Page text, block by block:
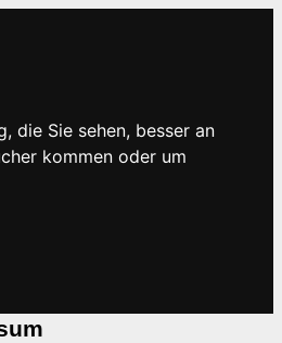
die Sie sehen, besser an
kommen oder um